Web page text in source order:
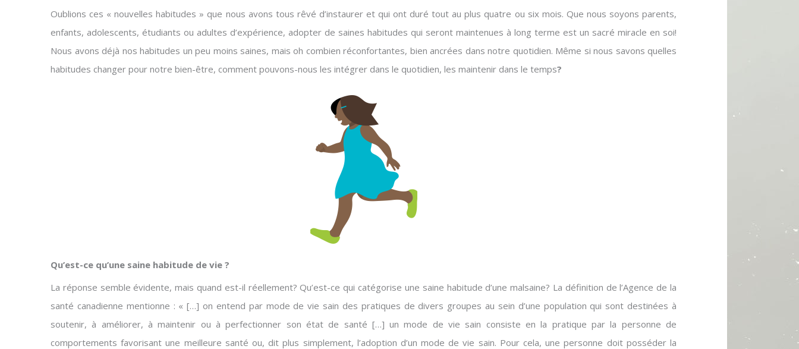
Oublions ces « nouvelles habitudes » que nous avons tous rêvé d’instaurer et qui ont duré tout au plus quatre ou six mois. Que nous soyons parents,
enfants, adolescents, étudiants ou adultes d’expérience, adopter de saines habitudes qui seront maintenues à long terme est un sacré miracle en soi!
Nous avons déjà nos habitudes un peu moins saines, mais oh combien réconfortantes, bien ancrées dans notre quotidien. Même si nous savons quelles
habitudes changer pour notre bien-être, comment pouvons-nous les intégrer dans le quotidien, les maintenir dans le temps?
Qu’est-ce qu’une saine habitude de vie ?
La réponse semble évidente, mais quand est-il réellement? Qu’est-ce qui catégorise une saine habitude d’une malsaine? La définition de l’Agence de la
santé canadienne mentionne : « […] on entend par mode de vie sain des pratiques de divers groupes au sein d’une population qui sont destinées à
soutenir, à améliorer, à maintenir ou à perfectionner son état de santé […] un mode de vie sain consiste en la pratique par la personne de
comportements favorisant une meilleure santé ou, dit plus simplement, l’adoption d’un mode de vie sain. Pour cela, une personne doit posséder la